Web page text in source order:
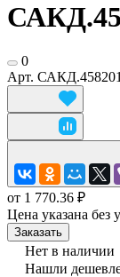
0
Арт.
от 1 770.36 ₽
Цена указана без
Заказать
Нет в наличии
Нашли